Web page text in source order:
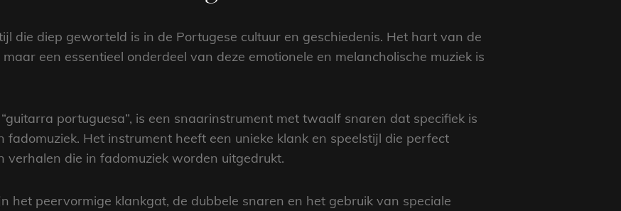
die diep geworteld is in de Portugese cultuur en geschiedenis. Het hart van de
een essentieel onderdeel van deze emotionele en melancholische muziek is
portuguesa”, is een snaarinstrument met twaalf snaren dat specifiek is
Het instrument heeft een unieke klank en speelstijl die perfect
verhalen die in fadomuziek worden uitgedrukt.
het peervormige klankgat, de dubbele snaren en het gebruik van speciale